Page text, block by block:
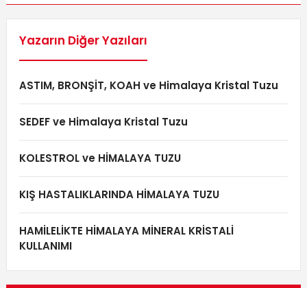
Yazarın Diğer Yazıları
ASTIM, BRONŞİT, KOAH ve Himalaya Kristal Tuzu
SEDEF ve Himalaya Kristal Tuzu
KOLESTROL ve HİMALAYA TUZU
KIŞ HASTALIKLARINDA HİMALAYA TUZU
HAMİLELİKTE HİMALAYA MİNERAL KRİSTALİ
KULLANIMI